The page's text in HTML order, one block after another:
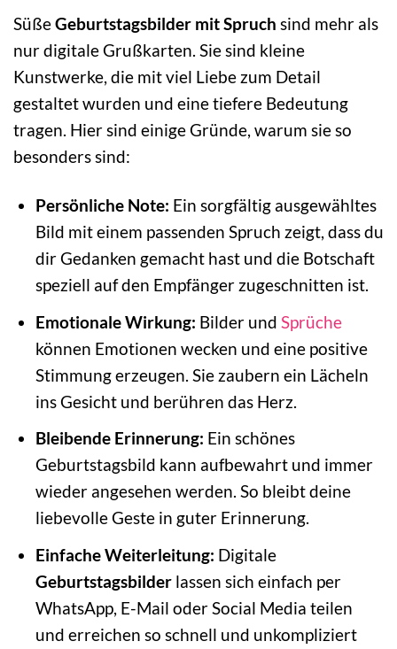
SüßeGeburtstagsbilder mit Spruch sind mehr als
nur digitale Grußkarten. Sie sind kleine
Kunstwerke, die mit viel Liebe zum Detail
gestaltet wurden und eine tiefere Bedeutung
tragen. Hier sind einige Gründe, warum sie so
besonders sind:
Persönliche Note: Ein sorgfältig ausgewähltes
Bild mit einem passenden Spruch zeigt, dass du
dir Gedanken gemacht hast und die Botschaft
speziell auf den Empfänger zugeschnitten ist.
Emotionale Wirkung: Bilder und Sprüche
können Emotionen wecken und eine positive
Stimmung erzeugen. Sie zaubern ein Lächeln
ins Gesicht und berühren das Herz.
Bleibende Erinnerung: Ein schönes
Geburtstagsbild kann aufbewahrt und immer
wieder angesehen werden. So bleibt deine
liebevolle Geste in guter Erinnerung.
Einfache Weiterleitung: Digitale
Geburtstagsbilderlassen sich einfach per
WhatsApp, E-Mail oder Social Media teilen
und erreichen so schnell und unkompliziert